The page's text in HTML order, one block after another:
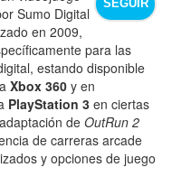
SEGUIR
Sumo Digital
en 2009,
para las
estando disponible
Xbox 360 y en
PlayStation 3 en ciertas
deOutRun 2
de carreras arcade
y opciones de juego